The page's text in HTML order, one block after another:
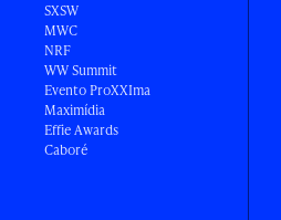
SXSW
MWC
NRF
WW Summit
Evento ProXXIma
Maximídia
Effie Awards
Caboré